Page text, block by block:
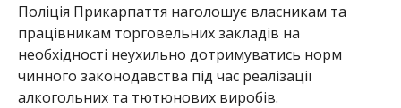
Поліція Прикарпаття наголошує власникам та
працівникам торговельних закладів на
необхідності неухильно дотримуватись норм
чинного законодавства під час реалізації
алкогольних та тютюнових виробів.